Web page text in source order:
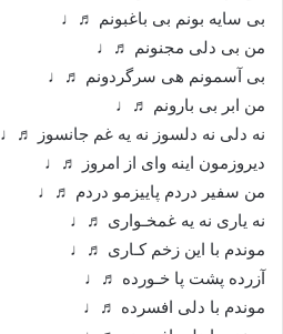
بی سایه بونم بی باغبونم ♬♩
من بی دلی مجنونم ♬♩
بی آسمونم هی سرگردونم ♬♩
من ابر بی بارونم ♬♩
نه دلی نه دلسوز نه یه غم جانسوز ♬♩
دیروزمون اینه وای از امروز ♬♩
من سفیر دردم پاییزمو دردم ♬♩
نه یاری نه یه غمخـواری ♬♩
موندم با این زخم کـاری ♬♩
آزرده پشت پا خـورده ♬♩
موندم با دلی افسرده ♬♩